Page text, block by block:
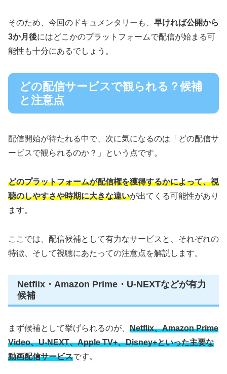
そのため、今回のドキュメンタリーも、 早ければ公開から
3か月後にはどこかのプラットフォームで配信が始まる可
能性も十分にあるでしょう。
どの配信サービスで観られる？候補
と注意点
配信開始が待たれる中で、次に気になるのは「どの配信サ
ービスで観られるのか？」という点です。
どのプラットフォームが配信権を獲得するかによって、視
聴のしやすさや時期に大きな違いが出てくる可能性があり
ます。
ここでは、配信候補として有力なサービスと、それぞれの
特徴、そして視聴にあたっての注意点を解説します。
Netflix・Amazon Prime・U-NEXTなどが有力
候補
まず候補として挙げられるのが、 Netflix、Amazon Prime
Video、U-NEXT、Apple TV+、Disney+といった主要な
動画配信サービスです。